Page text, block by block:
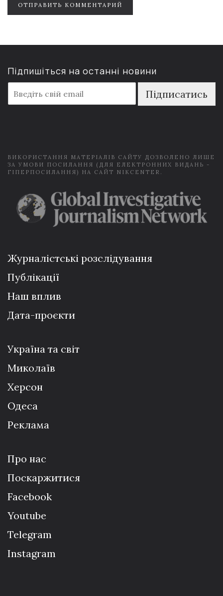
ОТПРАВИТЬ КОММЕНТАРИЙ
Підпишіться на останні новини
m
a
Підписатись
ВИКОРИСТАННЯ МАТЕРІАЛІВ САЙТУ ДОЗВОЛЕНО ЛИШЕ
ЗА УМОВИ ПОСИЛАННЯ (ДЛЯ ЕЛЕКТРОННИХ ВИДАНЬ -
ГІПЕРПОСИЛАННЯ) НА САЙТ NIKCENTER.
Журналістські розслідування
Публікації
Наш вплив
Дата-проєкти
Україна та світ
Миколаїв
Херсон
Одеса
Реклама
Про нас
Поскаржитися
Facebook
Youtube
Telegram
Instagram